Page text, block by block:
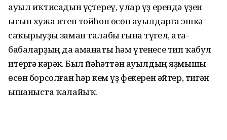
ауыл иҡтисадын үҫтереү, улар үҙ ерендә үҙен
ысын хужа итеп тойһон өсөн ауылдарға эшкә
саҡырыуҙы заман талабы ғына түгел, ата-
бабаларҙың да аманаты һәм үтенесе тип ҡабул
итергә кәрәк. Был йәһәттән ауылдың яҙмышы
өсөн борсолған һәр кем үҙ фекерен әйтер, тигән
ышаныста ҡалайыҡ.